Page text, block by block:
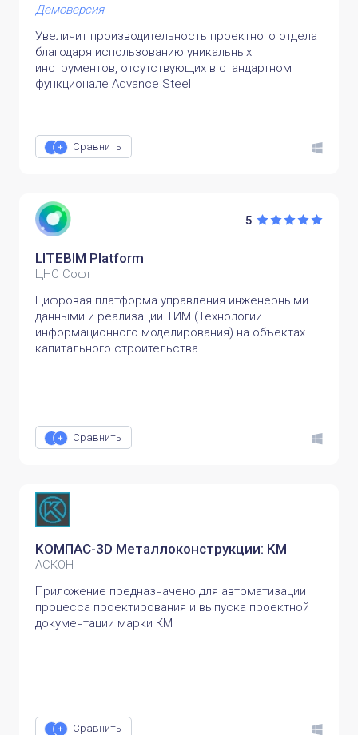
Демоверсия
Увеличит производительность проектного отдела
благодаря использованию уникальных
инструментов, отсутствующих в стандартном
функционале Advance Steel
Сравнить
5
LITEBIM Platform
ЦНС Софт
Цифровая платформа управления инженерными
данными и реализации ТИМ (Технологии
информационного моделирования) на объектах
капитального строительства
Сравнить
КОМПАС-3D Металлоконструкции: КМ
АСКОН
Приложение предназначено для автоматизации
процесса проектирования и выпуска проектной
документации марки КМ
Сравнить